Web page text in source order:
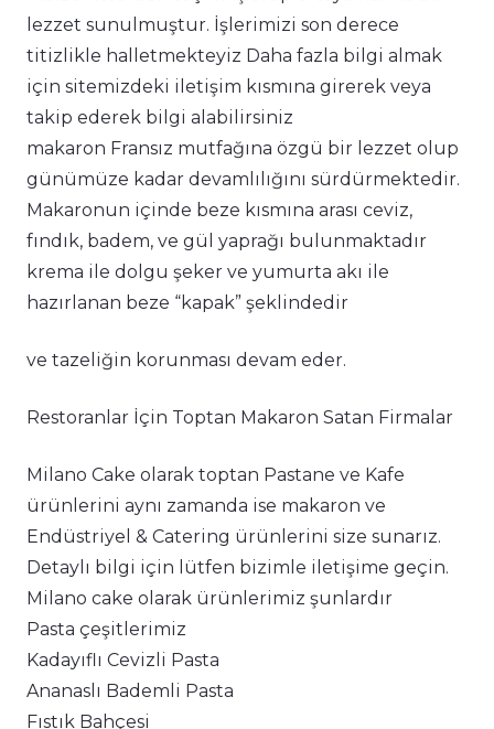
lezzet sunulmuştur. İşlerimizi son derece
titizlikle halletmekteyiz Daha fazla bilgi almak
için sitemizdeki iletişim kısmına girerek veya
takip ederek bilgi alabilirsiniz
makaron Fransız mutfağına özgü bir lezzet olup
günümüze kadar devamlılığını sürdürmektedir.
Makaronun içinde beze kısmına arası ceviz,
fındık, badem, ve gül yaprağı bulunmaktadır
krema ile dolgu şeker ve yumurta akı ile
hazırlanan beze “kapak” şeklindedir
ve tazeliğin korunması devam eder.
Restoranlar İçin Toptan Makaron Satan Firmalar
Milano Cake olarak toptan Pastane ve Kafe
ürünlerini aynı zamanda ise makaron ve
Endüstriyel & Catering ürünlerini size sunarız.
Detaylı bilgi için lütfen bizimle iletişime geçin.
Milano cake olarak ürünlerimiz şunlardır
Pasta çeşitlerimiz
Kadayıflı Cevizli Pasta
Ananaslı Bademli Pasta
Fıstık Bahçesi